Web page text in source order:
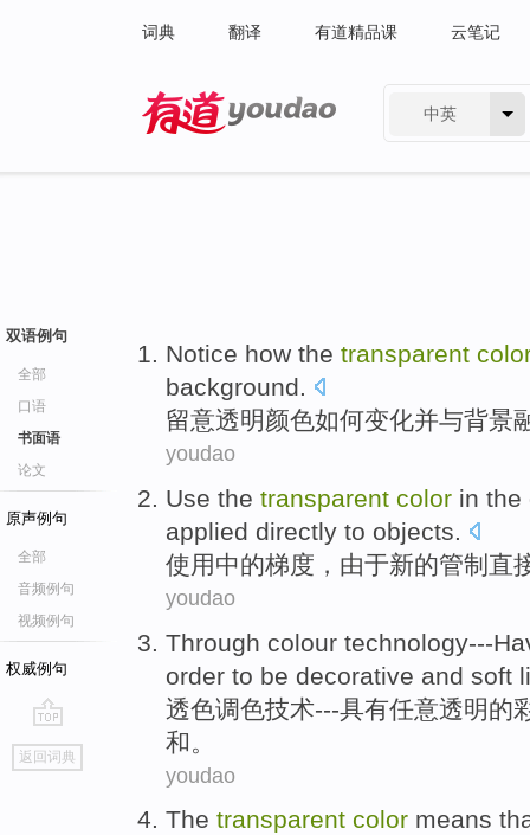
词典 翻译 有道精品课 云笔记
中英
双语例句
全部
口语
书面语
论文
原声例句
全部
音频例句
视频例句
权威例句
go
top
返回词典
Notice how the transparent
background.
留意透明颜色如何变化并与背景
youdao
Use the transparent color in the
applied directly to objects.
使用中的梯度 ， 由于新的管制 直
youdao
Through colour technology---
order to be decorative and soft
透色调色技术---具有任意透明的
和 。
youdao
The transparent color means